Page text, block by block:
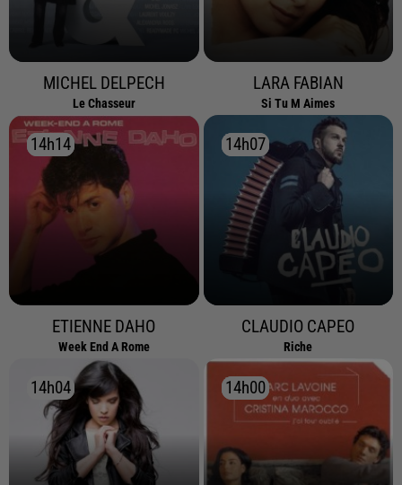
MICHEL DELPECH
Le Chasseur
LARA FABIAN
Si Tu M Aimes
14h14
14h14
ETIENNE DAHO
Week End A Rome
14h07
14h07
CLAUDIO CAPEO
Riche
14h04
14h04 14h00
14h00